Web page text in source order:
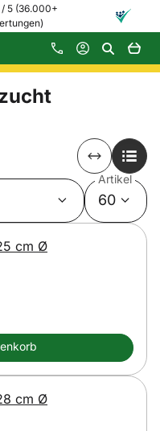
5 (36.000+
Artikel
60